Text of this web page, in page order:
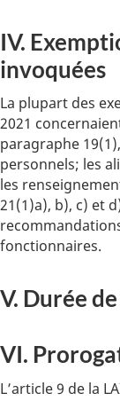
IV.
invoquées
La plupart des
2021
paragraphe
personnels; les
les
21(1)a), b), c) et
fonctionnaires.
V. Durée
VI.
L’article 9 de la